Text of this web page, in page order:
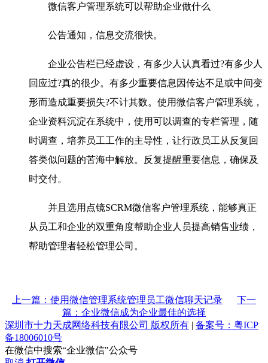
微信客户管理系统可以帮助企业做什么
公告通知，信息交流很快。
企业公告栏已经虚设，有多少人认真看过?有多少人
回应过?真的很少。有多少重要信息因传达不足或中间变
形而造成重要损失?不计其数。使用微信客户管理系统，
企业资料沉淀在系统中，使用可以调查的专栏管理，随
时调查，培养员工工作的主导性，让行政员工从反复回
答类似问题的苦海中解放。反复提醒重要信息，确保及
时交付。
并且选用点镜SCRM微信客户管理系统，能够真正
从员工和企业的双重角度帮助企业人员提高销售业绩，
帮助管理者轻松管理公司。
上一篇：使用微信管理系统管理员工微信聊天记录
下一
篇：企业微信成为企业最佳的选择
深圳市十力天成网络科技有限公司 版权所有 | 备案号：粤ICP
备18006010号
在微信中搜索“企业微信"公众号